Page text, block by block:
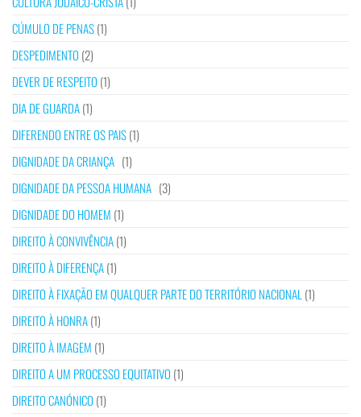
CÚMULO DE PENAS(1)
DESPEDIMENTO (2)
DEVER DE RESPEITO (1)
DIA DE GUARDA(1)
DIFERENDO ENTRE OS PAIS(1)
DIGNIDADE DA CRIANÇA (1)
DIGNIDADE DA PESSOA HUMANA (3)
DIGNIDADE DO HOMEM (1)
DIREITO À CONVIVÊNCIA(1)
DIREITO À DIFERENÇA(1)
DIREITO À FIXAÇÃO EM QUALQUER PARTE DO TERRITÓRIO NACIONAL (1)
DIREITO À HONRA(1)
DIREITO À IMAGEM (1)
DIREITO A UM PROCESSO EQUITATIVO (1)
DIREITO CANÓNICO (1)